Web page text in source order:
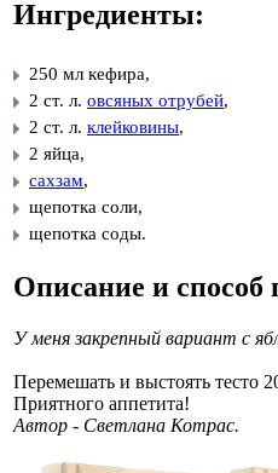
Ингредиенты:
250 мл кефира,
​2 ст. л. овсяных отрубей,
​2 ст. л. клейковины,
​2 яйца,
сахзам,
​щепотка соли,
​щепотка соды.
Описание и способ
У меня закрепный вариант с
Перемешать и выстоять тесто
Приятного аппетита!
Автор - Светлана Котрас.